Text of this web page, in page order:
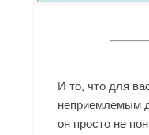
И то, что для
неприемлемым
он просто не